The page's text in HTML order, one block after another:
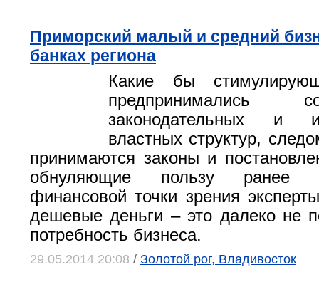
Приморский малый и средний
банках региона
Какие бы
предпринимались
законодательных и
властных структур,
принимаются законы и
обнуляющие пользу ранее
финансовой точки зрения
дешевые деньги – это далеко не
потребность бизнеса.
29.05.2014 20:08 / Золотой рог, Владивосток